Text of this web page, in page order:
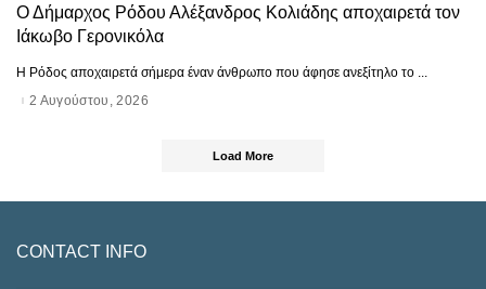
Ο Δήμαρχος Ρόδου Αλέξανδρος Κολιάδης αποχαιρετά τον
Ιάκωβο Γερονικόλα
Η Ρόδος αποχαιρετά σήμερα έναν άνθρωπο που άφησε ανεξίτηλο το ...
2 Αυγούστου, 2026
Load More
CONTACT INFO